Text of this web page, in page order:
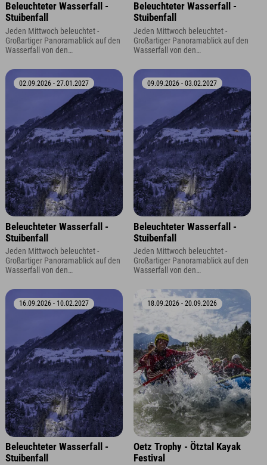
Beleuchteter Wasserfall -
Stuibenfall
Jeden Mittwoch beleuchtet -
Großartiger Panoramablick auf den
Wasserfall von den
Panoramaparkplatz.
Beleuchteter Wasserfall -
Stuibenfall
Jeden Mittwoch beleuchtet -
Großartiger Panoramablick auf den
Wasserfall von den
Panoramaparkplatz.
02.09.2026 - 27.01.2027
Beleuchteter Wasserfall -
Stuibenfall
Jeden Mittwoch beleuchtet -
Großartiger Panoramablick auf den
Wasserfall von den
Panoramaparkplatz.
09.09.2026 - 03.02.2027
Beleuchteter Wasserfall -
Stuibenfall
Jeden Mittwoch beleuchtet -
Großartiger Panoramablick auf den
Wasserfall von den
Panoramaparkplatz.
16.09.2026 - 10.02.2027
Beleuchteter Wasserfall -
Stuibenfall
18.09.2026 - 20.09.2026
Oetz Trophy - Ötztal Kayak
Festival